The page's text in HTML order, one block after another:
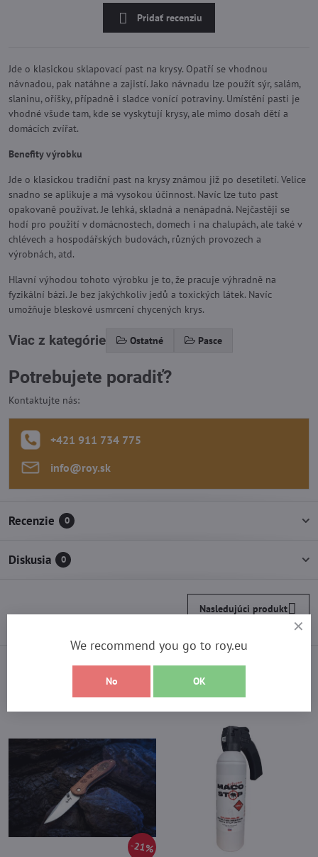
Pridať recenziu
Jde o klasickou sklapovací past na krysy. Opatří se vhodnou
návnadou, pak natáhne a zajistí. Jako návnadu lze použít sýr, salám,
slaninu, oříšky, případně i sladce vonící potraviny. Umístění pasti je
vhodné všude tam, kde se vyskytují krysy, ale mimo dosah dětí a
domácích zvířat.
Benefity výrobku
Jde o klasickou tradiční past na krysy známou již po desetiletí. Velice
snadno se aplikuje a má vysokou účinnost. Navíc lze tuto past
opakovaně používat. Je lehká, skladná a nenápadná. Nejčastěji se
hodí pro použití v domácnostech, domech i na chalupách, ale také v
chlévech a hospodářských budovách, různých provozech a
výrobnách, atd.
Hlavní výhodou tohoto výrobku je to, že pracuje výhradně na
fyzikální bázi. Je bez jakýchkoliv jedů a toxických látek. Navíc
umožňuje bleskové usmrcení chycených krys.
Viac z kategórie Ostatné Pasce
Potrebujete poradiť?
Kontaktujte nás:
+421 911 734 775
info​@roy​.sk
Recenzie 0
Diskusia 0
Nasledujúci produkt
Vyberte si z najpredávanejších
21%
We recommend you go to roy.eu
No OK